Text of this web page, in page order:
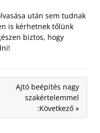
után sem tudnak
is kérhetnek tőlünk
biztos, hogy
Ajtó beépítés nagy
szakértelemmel
:Következő »